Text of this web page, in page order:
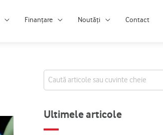
Finanțare Noutăți Contact
Ultimele articole